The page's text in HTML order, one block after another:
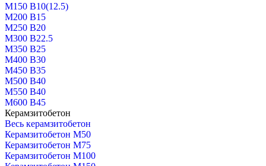
М150 В10(12.5)
М200 В15
М250 В20
М300 В22.5
М350 В25
М400 В30
М450 В35
М500 В40
М550 В40
М600 В45
Керамзитобетон
Весь керамзитобетон
Керамзитобетон М50
Керамзитобетон М75
Керамзитобетон М100